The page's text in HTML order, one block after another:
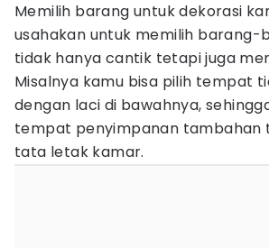
Memilih barang untuk dekorasi
usahakan untuk memilih barang-
tidak hanya cantik tetapi juga
Misalnya kamu bisa pilih tempat
dengan laci di bawahnya,
tempat penyimpanan tambahan
tata letak kamar.